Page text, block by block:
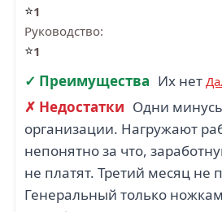
⭐1
Руководство:
⭐1
✓ Преимущества Их нет
✗ Недостатки Одни
организации. Нагружают
непонятно за что,
не платят. Третий месяц не
Генеральный только